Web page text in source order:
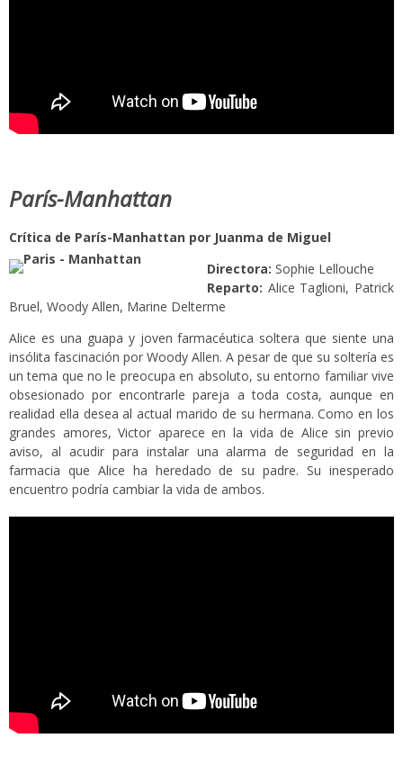
París-Manhattan
Crítica de París-Manhattan por Juanma de Miguel
Directora: Sophie Lellouche
Reparto: Alice Taglioni, Patrick
Bruel, Woody Allen, Marine Delterme
Alice es una guapa y joven farmacéutica soltera que siente una
insólita fascinación por Woody Allen. A pesar de que su soltería es
un tema que no le preocupa en absoluto, su entorno familiar vive
obsesionado por encontrarle pareja a toda costa, aunque en
realidad ella desea al actual marido de su hermana. Como en los
grandes amores, Victor aparece en la vida de Alice sin previo
aviso, al acudir para instalar una alarma de seguridad en la
farmacia que Alice ha heredado de su padre. Su inesperado
encuentro podría cambiar la vida de ambos.